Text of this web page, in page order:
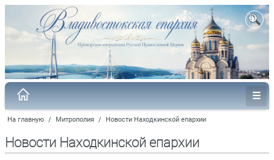
На главную / Митрополия / Новости Находкинской епархии
Новости Находкинской епархии